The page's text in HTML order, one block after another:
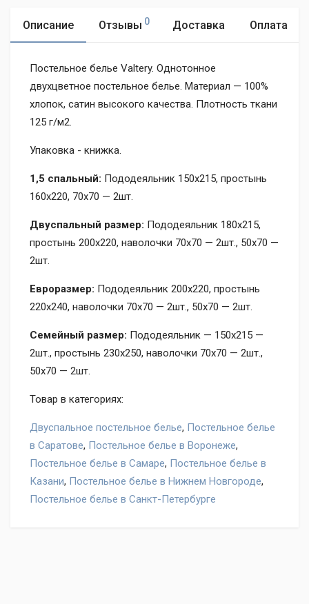
Описание Отзывы 0 Доставка Оплата
Постельное белье Valtery. Однотонное
двухцветное постельное белье. Материал — 100%
хлопок, сатин высокого качества. Плотность ткани
125 г/м2.
Упаковка - книжка.
1,5 спальный: Пододеяльник 150х215, простынь
160х220, 70х70 — 2шт.
Двуспальный размер: Пододеяльник 180х215,
простынь 200х220, наволочки 70х70 — 2шт., 50х70 —
2шт.
Евроразмер: Пододеяльник 200х220, простынь
220х240, наволочки 70х70 — 2шт., 50х70 — 2шт.
Семейный размер: Пододеяльник — 150х215 —
2шт., простынь 230х250, наволочки 70х70 — 2шт.,
50х70 — 2шт.
Товар в категориях:
Двуспальное постельное белье, Постельное белье
в Саратове, Постельное белье в Воронеже,
Постельное белье в Самаре, Постельное белье в
Казани, Постельное белье в Нижнем Новгороде,
Постельное белье в Санкт-Петербурге